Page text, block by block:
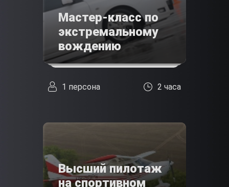
Мастер-класс по
экстремальному
вождению
1 персона 2 часа
Высший пилотаж
на спортивном